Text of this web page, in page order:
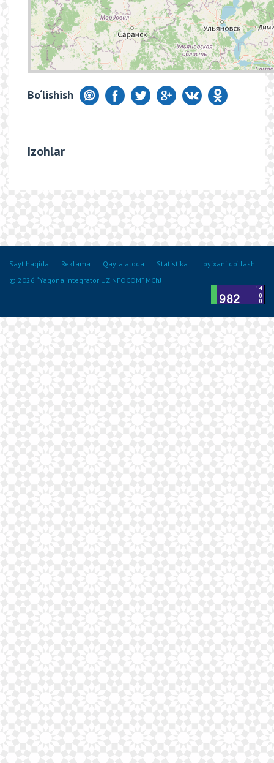
Bo‘lishish
Izohlar
Sayt haqida Reklama Qayta aloqa Statistika
Loyixani qo‘llash
© 2026 “Yagona integrator UZINFOCOM” MChJ